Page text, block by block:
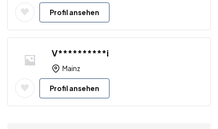
Profil ansehen
V**********i
Mainz
Profil ansehen